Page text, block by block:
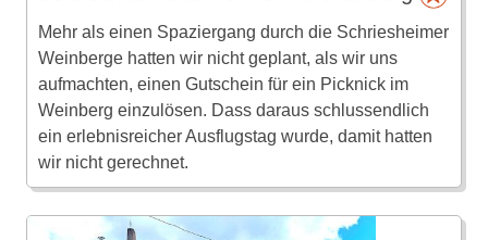
Mehr als einen Spaziergang durch die Schriesheimer
Weinberge hatten wir nicht geplant, als wir uns
aufmachten, einen Gutschein für ein Picknick im
Weinberg einzulösen. Dass daraus schlussendlich
ein erlebnisreicher Ausflugstag wurde, damit hatten
wir nicht gerechnet.